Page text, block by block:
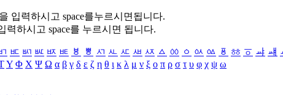
을 입력하시고 space를누르시면됩니다.
력하시고 space를 누르시면 됩니다.
ㅳ ㅴ ㅵ ㅶ ㅷ ㅸ ㅹ ㅺ ㅻ ㅼ ㅽ ㅾ ㅿ ㆀ ㆁ ㆂ ㆃ ㆄ ㆅ ㆆ ㆇ ㆈ
Υ Φ Χ Ψ Ω α β γ δ ε ζ η θ ι κ λ μ ν ξ ο π ρ σ τ υ φ χ ψ ω